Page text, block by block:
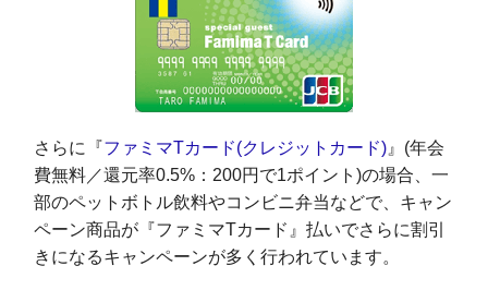
さらに『ファミマTカード(クレジットカード) 』(年会
費無料／還元率0.5%：200円で1ポイント)の場合、一
部のペットボトル飲料やコンビニ弁当などで、キャン
ペーン商品が『ファミマTカード』払いでさらに割引
きになるキャンペーンが多く行われています。